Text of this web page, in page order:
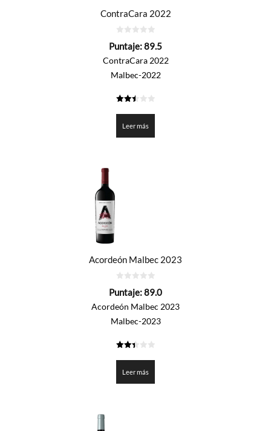
ContraCara 2022
de
Puntaje:89.5
ContraCara 2022
Malbec-2022
Leer más
Acordeón Malbec 2023
de
Puntaje:89.0
Acordeón Malbec 2023
Malbec-2023
Leer más